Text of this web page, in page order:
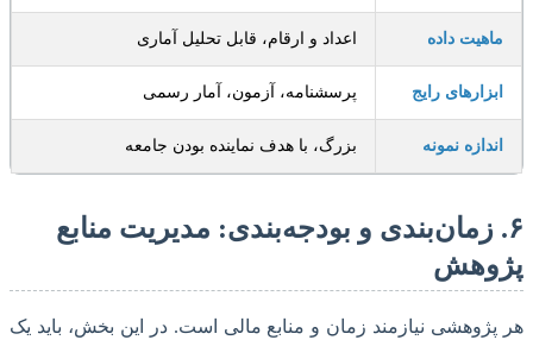
داده اعداد و ارقام، قابل تحلیل آماری
رایج پرسشنامه، آزمون، آمار رسمی
نمونه بزرگ، با هدف نماینده بودن جامعه
زمان‌بندی و بودجه‌بندی: مدیریت منابع
نیازمند زمان و منابع مالی است. در این بخش، باید یک